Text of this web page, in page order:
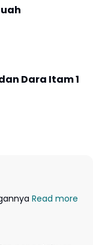
Dara Itam 1
Read more